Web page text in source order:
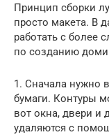
Принцип сборки
просто макета. В
работать с более
по созданию
1. Сначала нужно
бумаги. Контуры
вот окна, двери и
удаляются с